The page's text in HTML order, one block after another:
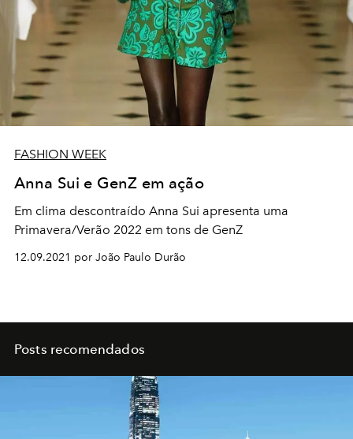
FASHION WEEK
Anna Sui e GenZ em ação
Em clima descontraído Anna Sui apresenta uma
Primavera/Verão 2022 em tons de GenZ
12.09.2021 por João Paulo Durão
Posts recomendados